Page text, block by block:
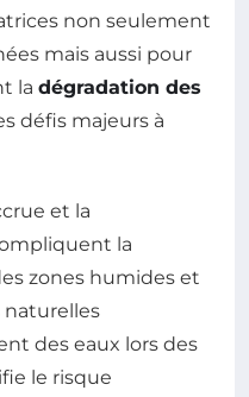
non seulement
mais aussi pour
la dégradation des
défis majeurs à
et la
la
zones humides et
naturelles
des eaux lors des
le risque